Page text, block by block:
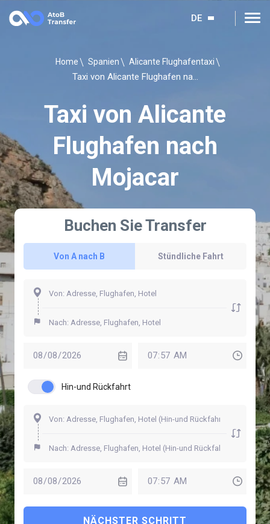
DE
Home Spanien Alicante Flughafentaxi
Taxi von Alicante Flughafen nach Mojacar
Taxi von Alicante
Flughafen nach
Mojacar
Buchen Sie Transfer
Von A nach B Stündliche Fahrt
Hin-und Rückfahrt
NÄCHSTER SCHRITT